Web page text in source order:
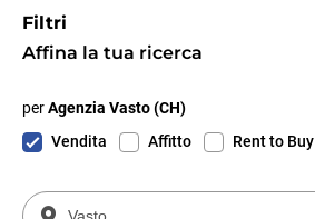
Filtri
Affina la tua ricerca
perAgenzia Vasto (CH)
Vendita
Affitto Rent to Buy